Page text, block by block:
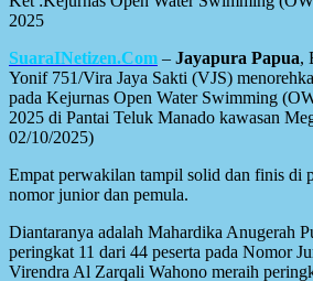
2025
SuaraINetizen.Com – Jayapura Papua,
Yonif 751/Vira Jaya Sakti (VJS)
pada Kejurnas Open Water Swimming
2025 di Pantai Teluk Manado kawasan
02/10/2025)
Empat perwakilan tampil solid dan finis di
nomor junior dan pemula.
Diantaranya adalah Mahardika Anugerah
peringkat 11 dari 44 peserta pada Nomor
Virendra Al Zarqali Wahono meraih